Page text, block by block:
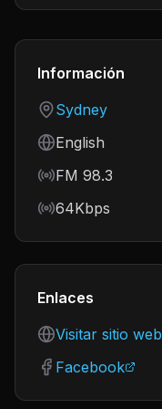
Información
Country
Sydney
Language
English
Frequency
FM 98.3
Bitrate
64Kbps
Enlaces
Visitar sitio web
Facebook